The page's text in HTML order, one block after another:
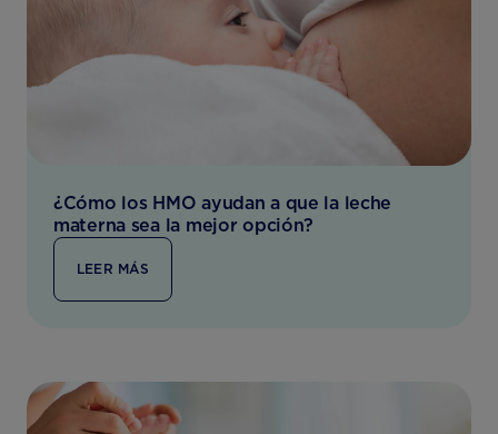
¿Cómo los HMO ayudan a que la leche
materna sea la mejor opción?
LEER MÁS